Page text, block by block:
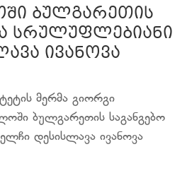
ბულგარეთის
სრულუფლებიანი
ივანოვა
მერმა გიორგი
ბულგარეთის საგანგებო
დესისლავა ივანოვა